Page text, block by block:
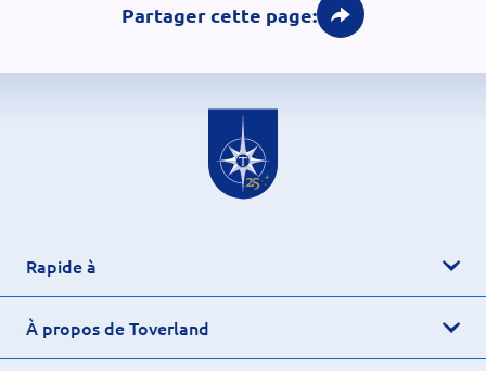
Partager cette page:
Rapide à
À propos de Toverland